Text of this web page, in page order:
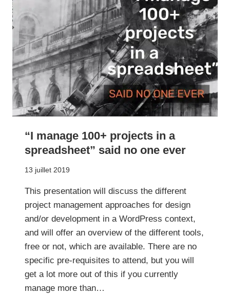
“I manage 100+ projects in a
spreadsheet” said no one ever
13 juillet 2019
This presentation will discuss the different
project management approaches for design
and/or development in a WordPress context,
and will offer an overview of the different tools,
free or not, which are available. There are no
specific pre-requisites to attend, but you will
get a lot more out of this if you currently
manage more than…